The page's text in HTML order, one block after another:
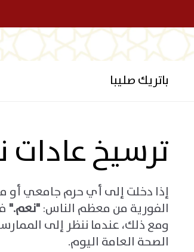
باتريك صليبا
ترسيخ
إذا دخلت إلى أي حرم جامعي أو
الفورية من معظم الناس:
"نعم."
ومع ذلك، عندما ننظر إلى
الصحة العامة اليوم.